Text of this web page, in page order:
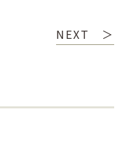
NEXT ＞